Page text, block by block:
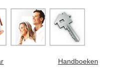
Handboeken